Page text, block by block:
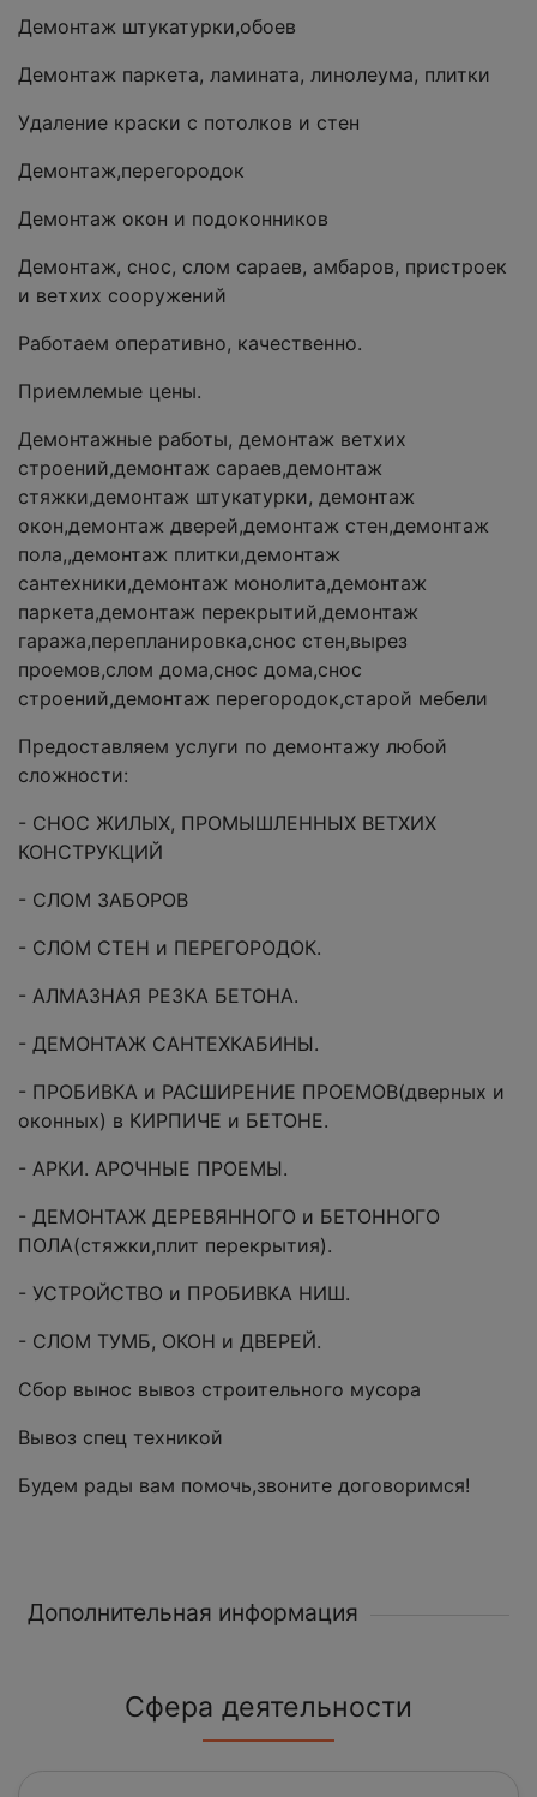
Демонтаж штукатурки,обоев
Демонтаж паркета, ламината, линолеума, плитки
Удаление краски с потолков и стен
Демонтаж,перегородок
Демонтаж окон и подоконников
Демонтаж, снос, слом сараев, амбаров, пристроек
и ветхих сооружений
Работаем оперативно, качественно.
Приемлемые цены.
Демонтажные работы, демонтаж ветхих
строений,демонтаж сараев,демонтаж
стяжки,демонтаж штукатурки, демонтаж
окон,демонтаж дверей,демонтаж стен,демонтаж
пола,,демонтаж плитки,демонтаж
сантехники,демонтаж монолита,демонтаж
паркета,демонтаж перекрытий,демонтаж
гаража,перепланировка,снос стен,вырез
проемов,слом дома,снос дома,снос
строений,демонтаж перегородок,старой мебели
Предоставляем услуги по демонтажу любой
сложности:
- СНОС ЖИЛЫХ, ПРОМЫШЛЕННЫХ ВЕТХИХ
КОНСТРУКЦИЙ
- СЛОМ ЗАБОРОВ
- СЛОМ СТЕН и ПЕРЕГОРОДОК.
- АЛМАЗНАЯ РЕЗКА БЕТОНА.
- ДЕМОНТАЖ САНТЕХКАБИНЫ.
- ПРОБИВКА и РАСШИРЕНИЕ ПРОЕМОВ(дверных и
оконных) в КИРПИЧЕ и БЕТОНЕ.
- АРКИ. АРОЧНЫЕ ПРОЕМЫ.
- ДЕМОНТАЖ ДЕРЕВЯННОГО и БЕТОННОГО
ПОЛА(стяжки,плит перекрытия).
- УСТРОЙСТВО и ПРОБИВКА НИШ.
- СЛОМ ТУМБ, ОКОН и ДВЕРЕЙ.
Сбор вынос вывоз строительного мусора
Вывоз спец техникой
Будем рады вам помочь,звоните договоримся!
Дополнительная информация
Сфера деятельности